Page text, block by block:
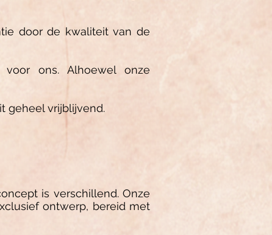
door de kwaliteit van de
voor ons. Alhoewel onze
geheel vrijblijvend.
is verschillend. Onze
ontwerp, bereid met